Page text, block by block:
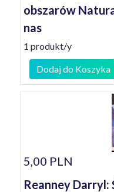
obszarów
nas
1 produkt/y
Dodaj do Koszyka
5,00 PLN
Reanney Darryl: